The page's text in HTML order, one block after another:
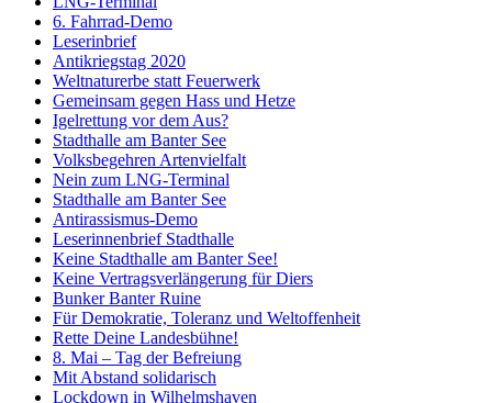
6. Fahrrad-Demo
Leserinbrief
Antikriegstag 2020
Weltnaturerbe statt Feuerwerk
Gemeinsam gegen Hass und Hetze
Igelrettung vor dem Aus?
Stadthalle am Banter See
Volksbegehren Artenvielfalt
Nein zum LNG-Terminal
Stadthalle am Banter See
Antirassismus-Demo
Leserinnenbrief Stadthalle
Keine Stadthalle am Banter See!
Keine Vertragsverlängerung für Diers
Bunker Banter Ruine
Für Demokratie, Toleranz und Weltoffenheit
Rette Deine Landesbühne!
8. Mai – Tag der Befreiung
Mit Abstand solidarisch
Lockdown in Wilhelmshaven